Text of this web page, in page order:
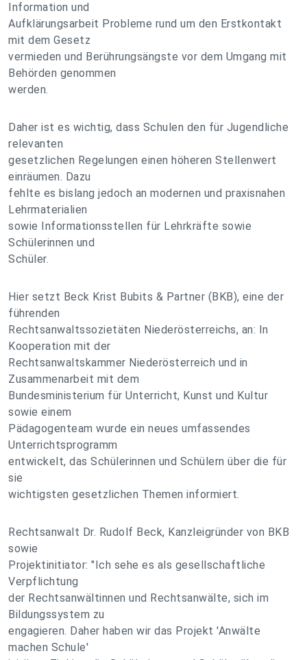
Information und
Aufklärungsarbeit Probleme rund um den Erstkontakt
mit dem Gesetz
vermieden und Berührungsängste vor dem Umgang mit
Behörden genommen
werden.
Daher ist es wichtig, dass Schulen den für Jugendliche
relevanten
gesetzlichen Regelungen einen höheren Stellenwert
einräumen. Dazu
fehlte es bislang jedoch an modernen und praxisnahen
Lehrmaterialien
sowie Informationsstellen für Lehrkräfte sowie
Schülerinnen und
Schüler.
Hier setzt Beck Krist Bubits & Partner (BKB), eine der
führenden
Rechtsanwaltssozietäten Niederösterreichs, an: In
Kooperation mit der
Rechtsanwaltskammer Niederösterreich und in
Zusammenarbeit mit dem
Bundesministerium für Unterricht, Kunst und Kultur
sowie einem
Pädagogenteam wurde ein neues umfassendes
Unterrichtsprogramm
entwickelt, das Schülerinnen und Schülern über die für
sie
wichtigsten gesetzlichen Themen informiert.
Rechtsanwalt Dr. Rudolf Beck, Kanzleigründer von BKB
sowie
Projektinitiator: "Ich sehe es als gesellschaftliche
Verpflichtung
der Rechtsanwältinnen und Rechtsanwälte, sich im
Bildungssystem zu
engagieren. Daher haben wir das Projekt 'Anwälte
machen Schule'